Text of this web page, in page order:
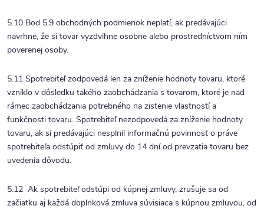
5.10 Bod 5.9 obchodných podmienok neplatí, ak predávajúci
navrhne, že si tovar vyzdvihne osobne alebo prostredníctvom ním
poverenej osoby.
5.11 Spotrebiteľ zodpovedá len za zníženie hodnoty tovaru, ktoré
vzniklo v dôsledku takého zaobchádzania s tovarom, ktoré je nad
rámec zaobchádzania potrebného na zistenie vlastností a
funkčnosti tovaru. Spotrebiteľ nezodpovedá za zníženie hodnoty
tovaru, ak si predávajúci nesplnil informačnú povinnosť o práve
spotrebiteľa odstúpiť od zmluvy do 14 dní od prevzatia tovaru bez
uvedenia dôvodu.
5.12 Ak spotrebiteľ odstúpi od kúpnej zmluvy, zrušuje sa od
začiatku aj každá doplnková zmluva súvisiaca s kúpnou zmluvou, od